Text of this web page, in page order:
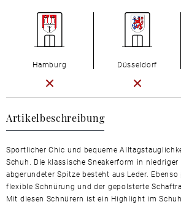
Artikelbeschreibung
Sportlicher Chic und bequeme
Schuh. Die klassische Sneakerform in
abgerundeter Spitze besteht aus Leder.
flexible Schnürung und der gepolsterte
Mit diesen Schnürern ist ein Highlight im
Hamburg Düsseldorf